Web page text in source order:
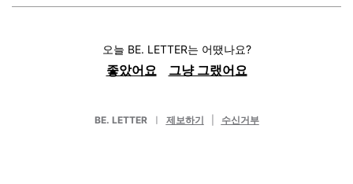
오늘 BE. LETTER는 어땠나요?
좋았어요 그냥 그랬어요
BE. LETTER ㅣ 제보하기 수신거부